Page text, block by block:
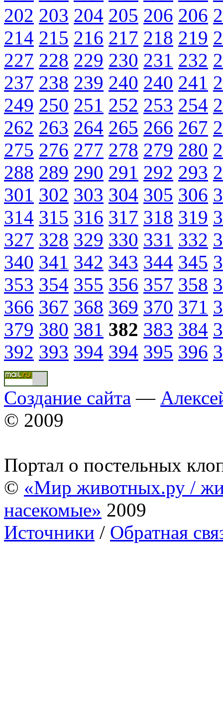
202 203 204 205 206 206
214 215 216 217 218 219
227 228 229 230 231 232
237 238 239 240 240 241
249 250 251 252 253 254
262 263 264 265 266 267
275 276 277 278 279 280
288 289 290 291 292 293
301 302 303 304 305 306
314 315 316 317 318 319
327 328 329 330 331 332
340 341 342 343 344 345
353 354 355 356 357 358
366 367 368 369 370 371
379 380 381 382 383 384
392 393 394 394 395 396
Создание сайта —
© 2009
Портал о постельных
© «Мир животных.ру /
насекомые» 2009
Источники / Обратная